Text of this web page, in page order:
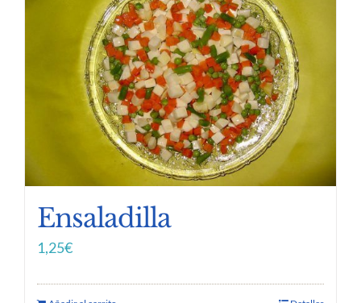
Ensaladilla
1,25€